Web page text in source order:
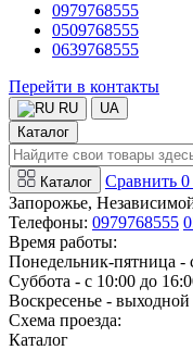
0979768555
0509768555
0639768555
Перейти в контакты
RU
UA
Каталог
Каталог Сравнить 0
Запорожье,
Телефоны: 0979768555
Время работы:
Понедельник-пятница -
Суббота - с 10:00 до
Воскресенье - выходной
Схема проезда:
Каталог